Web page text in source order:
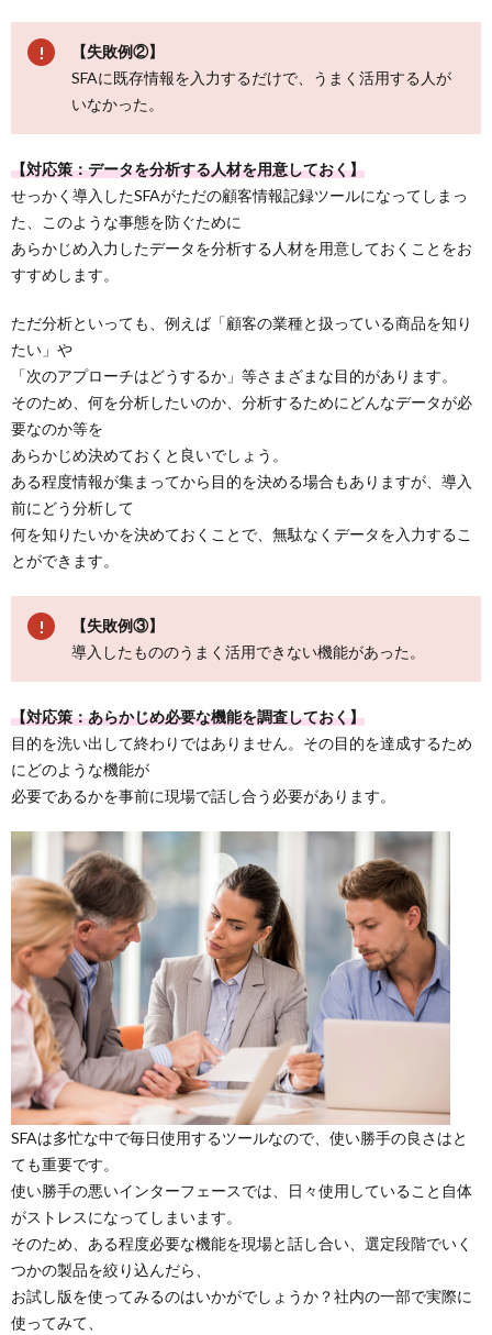
【失敗例②】
SFAに既存情報を入力するだけで、うまく活用する人が
いなかった。
【対応策：データを分析する人材を用意しておく】
せっかく導入したSFAがただの顧客情報記録ツールになってしまっ
た、このような事態を防ぐために
あらかじめ入力したデータを分析する人材を用意しておくことをお
すすめします。
ただ分析といっても、例えば「顧客の業種と扱っている商品を知り
たい」や
「次のアプローチはどうするか」等さまざまな目的があります。
そのため、何を分析したいのか、分析するためにどんなデータが必
要なのか等を
あらかじめ決めておくと良いでしょう。
ある程度情報が集まってから目的を決める場合もありますが、導入
前にどう分析して
何を知りたいかを決めておくことで、無駄なくデータを入力するこ
とができます。
【失敗例③】
導入したもののうまく活用できない機能があった。
【対応策：あらかじめ必要な機能を調査しておく】
目的を洗い出して終わりではありません。その目的を達成するため
にどのような機能が
必要であるかを事前に現場で話し合う必要があります。
SFAは多忙な中で毎日使用するツールなので、使い勝手の良さはと
ても重要です。
使い勝手の悪いインターフェースでは、日々使用していること自体
がストレスになってしまいます。
そのため、ある程度必要な機能を現場と話し合い、選定段階でいく
つかの製品を絞り込んだら、
お試し版を使ってみるのはいかがでしょうか？社内の一部で実際に
使ってみて、